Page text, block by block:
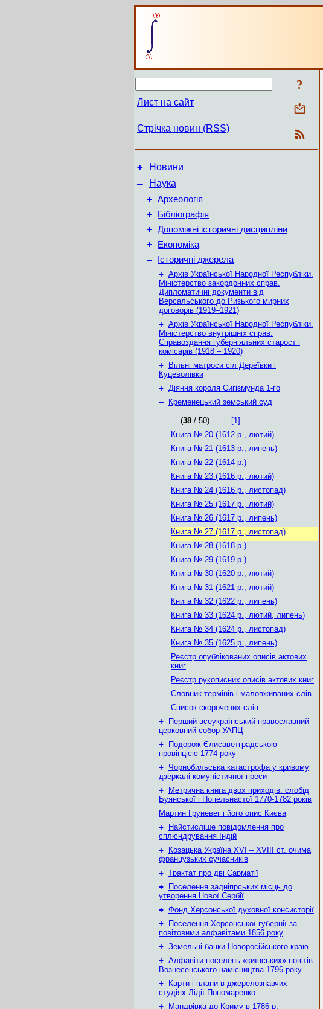
?
Лист на сайт
Стрічка новин (RSS)
+ Новини
–
Наука
+ Археологія
+ Бібліографія
+ Допоміжні історичні дисципліни
+ Економіка
– Історичні джерела
+ Архів Української Народної Республіки.
Міністерство закордонних справ.
Дипломатичні документи від
Версальського до Ризького мирних
договорів (1919–1921)
+ Архів Української Народної Республіки.
Міністерство внутрішніх справ.
Справоздання губерніяльних старост і
комісарів (1918 – 1920)
+
Вільні матроси сіл Дереївки і
Куцеволівки
+ Діяння короля Сигізмунда 1-го
–
Кременецький земський суд
(38 / 50)
[1]
Книга № 20 (1612 р., лютий)
Книга № 21 (1613 р., липень)
Книга № 22 (1614 р.)
Книга № 23 (1616 р., лютий)
Книга № 24 (1616 р., листопад)
Книга № 25 (1617 р., лютий)
Книга № 26 (1617 р., липень)
Книга № 27 (1617 р., листопад)
Книга № 28 (1618 р.)
Книга № 29 (1619 р.)
Книга № 30 (1620 р., лютий)
Книга № 31 (1621 р., лютий)
Книга № 32 (1622 р., липень)
Книга № 33 (1624 р., лютий, липень)
Книга № 34 (1624 р., листопад)
Книга № 35 (1625 р., липень)
Реєстр опублікованих описів актових
книг
Реєстр рукописних описів актових книг
Словник термінів і маловживаних слів
Список скорочених слів
+
Перший всеукраїнський православний
церковний собор УАПЦ
+
Подорож Єлисаветградською
провінцією 1774 року
+ Чорнобильська катастрофа у кривому
дзеркалі комуністичної преси
+
Метрична книга двох приходів: слобід
Буянської і Попельнастої 1770-1782 років
Мартин Груневег і його опис Києва
+
Найстисліше повідомлення про
сплюндрування Індій
+
Козацька Україна ХVІ – ХVІІІ ст. очима
французьких сучасників
+ Трактат про дві Сарматії
+
Поселення задніпрських місць до
утворення Нової Сербії
+ Фонд Херсонської духовної консисторії
+
Поселення Херсонської губернії за
повітовими алфавітами 1856 року
+ Земельні банки Новоросійського краю
+ Алфавіти поселень «київських» повітів
Вознесенського намісництва 1796 року
+
Карти і плани в джерелознавчих
студіях Лідії Пономаренко
+
Мандрівка до Криму в 1786 р.